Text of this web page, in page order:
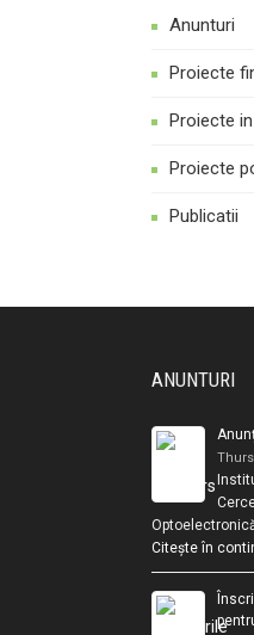
Anunturi
Proiecte
Proiecte
Proiecte
Publicatii
ANUNTURI
Citește în